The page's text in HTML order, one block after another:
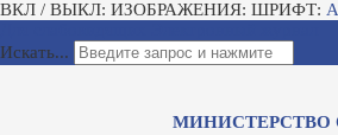
ВКЛ / ВЫКЛ: ИЗОБРАЖЕНИЯ: ШРИФТ: A
Искать...
МИНИСТЕРСТВО